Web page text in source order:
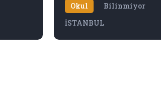
Okul
Bilinmiyor
İSTANBUL